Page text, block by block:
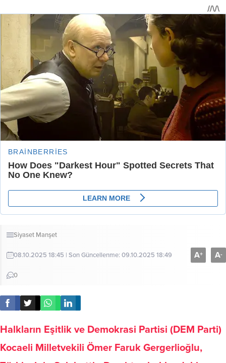
Siyaset Manşet
08.10.2025 18:45 | Son Güncellenme: 09.10.2025 18:49
0
A+ A-
Halkların Eşitlik ve Demokrasi Partisi (DEM Parti)
Kocaeli Milletvekili Ömer Faruk Gergerlioğlu,